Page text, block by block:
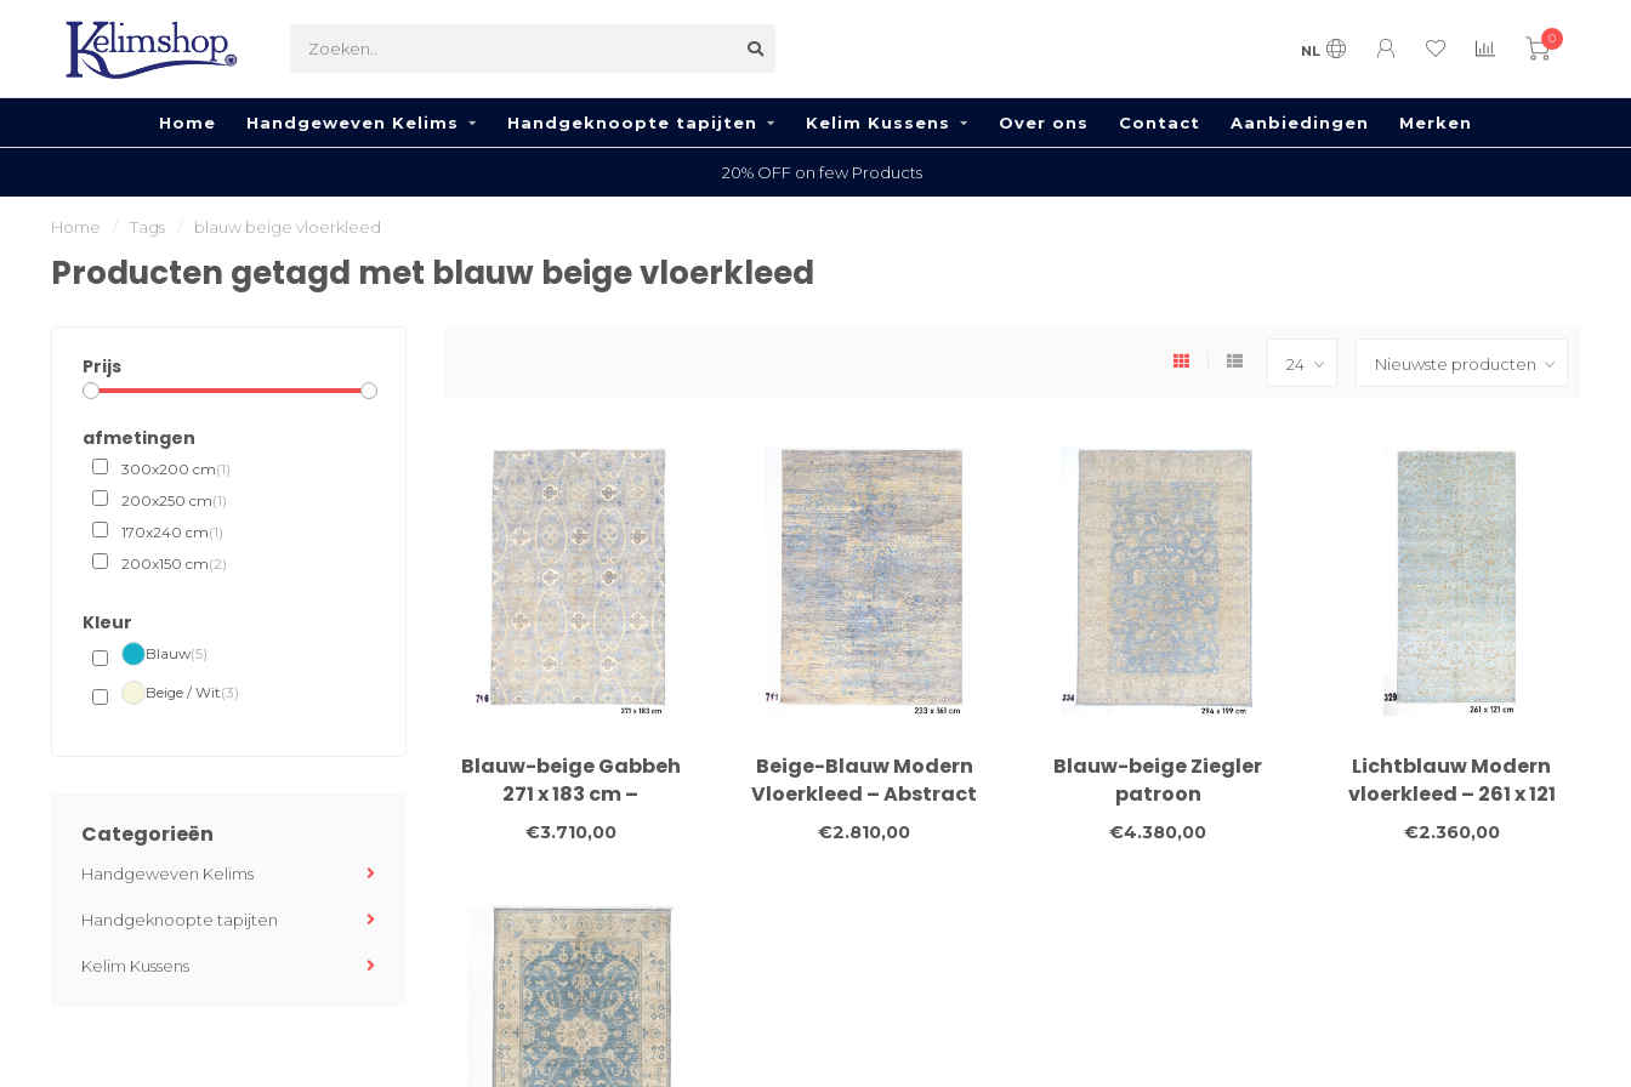
NL
0
Home Handgeweven Kelims Handgeknoopte tapijten Kelim Kussens Over ons Contact Aanbiedingen Merken
20% OFF on few Products
Home Tags blauw beige vloerkleed
Producten getagd met blauw beige vloerkleed
Prijs
afmetingen
300x200 cm(1)
200x250 cm(1)
170x240 cm(1)
200x150 cm(2)
Kleur
Blauw(5)
Beige / Wit(3)
Categorieën
Handgeweven Kelims
Handgeknoopte tapijten
Kelim Kussens
Blauw-beige Gabbeh
271 x 183 cm –
Handgeknoopt wollen
vloerkleed
€3.710,00
Beige-Blauw Modern
Vloerkleed – Abstract
Patroon – 233 x 161 cm
€2.810,00
Blauw-beige Ziegler
patroon
handgeknoopt wollen
vloerkleed – 294 x 199
€4.380,00
Lichtblauw Modern
vloerkleed – 261 x 121
cm – handgeknoopt
van wol
€2.360,00